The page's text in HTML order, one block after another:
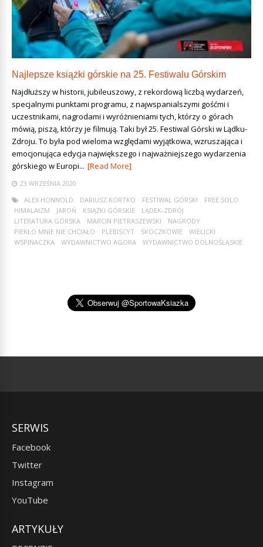
Najlepsze książki górskie na 25. Festiwalu Górskim
Najdłuższy w historii, jubileuszowy, z rekordową liczbą wydarzeń,
specjalnymi punktami programu, z najwspanialszymi gośćmi i
uczestnikami, nagrodami i wyróżnieniami tych, którzy o górach
mówią, piszą, którzy je filmują. Taki był 25. Festiwal Górski w Lądku-
Zdroju. To była pod wieloma względami wyjątkowa, wzruszająca i
emocjonująca edycja największego i najważniejszego wydarzenia
górskiego w Europi... [Read More]
23 WRZEŚNIA 2020
ALEX HONNOLD
DARIUSZ KORTKO FESTIWAL GÓRSKI
FREE SOLO
HIMALAIZM
JAROŃ KSIĄŻKI GÓRSKIE
LĄDEK-ZDRÓJ
LITERATURA GÓRSKA
MARCIN PIETRASZEWSKI
NAGRODY
PIEKŁO MNIE NIE CHCIAŁO
PLEBISCYT SKOCZKOWIE
WIELICKI
WSPINACZKA
WYDAWNICTWO AGORA WYDAWNICTWO DOLNOŚLĄSKIE
SERWIS
Facebook
Twitter
Instagram
YouTube
ARTYKUŁY